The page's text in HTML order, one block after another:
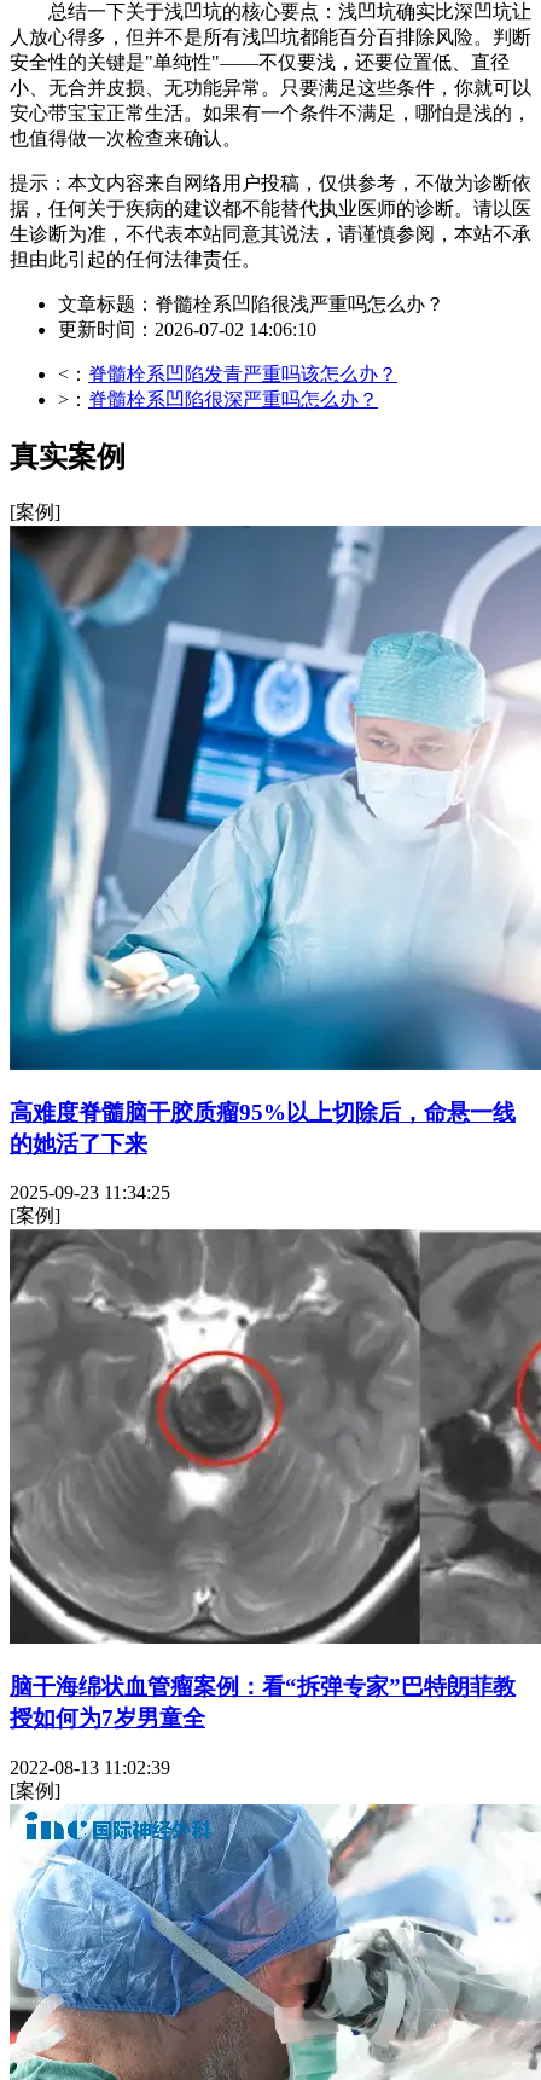
总结一下关于浅凹坑的核心要点：浅凹坑确实比深凹坑让
人放心得多，但并不是所有浅凹坑都能百分百排除风险。判断
安全性的关键是"单纯性"——不仅要浅，还要位置低、直径
小、无合并皮损、无功能异常。只要满足这些条件，你就可以
安心带宝宝正常生活。如果有一个条件不满足，哪怕是浅的，
也值得做一次检查来确认。
提示：本文内容来自网络用户投稿，仅供参考，不做为诊断依
据，任何关于疾病的建议都不能替代执业医师的诊断。请以医
生诊断为准，不代表本站同意其说法，请谨慎参阅，本站不承
担由此引起的任何法律责任。
文章标题：脊髓栓系凹陷很浅严重吗怎么办？
更新时间：2026-07-02 14:06:10
<： 脊髓栓系凹陷发青严重吗该怎么办？
>： 脊髓栓系凹陷很深严重吗怎么办？
真实案例
[案例]
高难度脊髓脑干胶质瘤95%以上切除后，命悬一线
的她活了下来
2025-09-23 11:34:25
[案例]
脑干海绵状血管瘤案例：看“拆弹专家”巴特朗菲教
授如何为7岁男童全
2022-08-13 11:02:39
[案例]